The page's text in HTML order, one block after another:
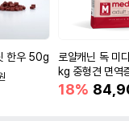
한우 50g
로얄캐닌 독 미
kg 중형견 면역
18%